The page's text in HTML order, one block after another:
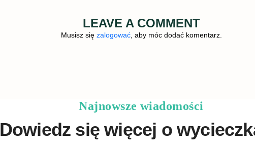
LEAVE A COMMENT
Musisz się zalogować, aby móc dodać komentarz.
Najnowsze wiadomości
Dowiedz się więcej o